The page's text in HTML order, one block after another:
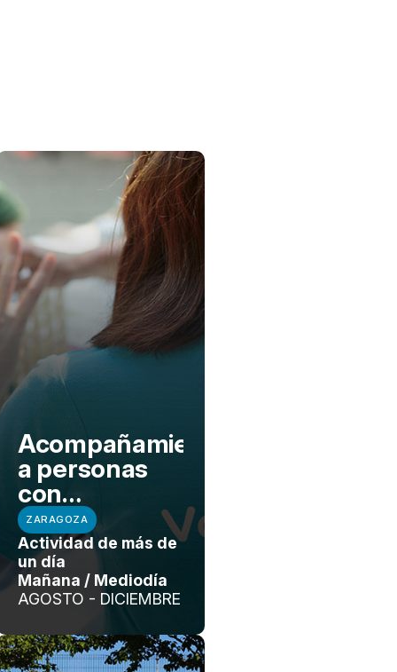
Acompañamiento
a personas
con
necesidades
paliativas con
EcoPal
ZARAGOZA
Actividad de más de
un día
Mañana / Mediodía
AGOSTO - DICIEMBRE